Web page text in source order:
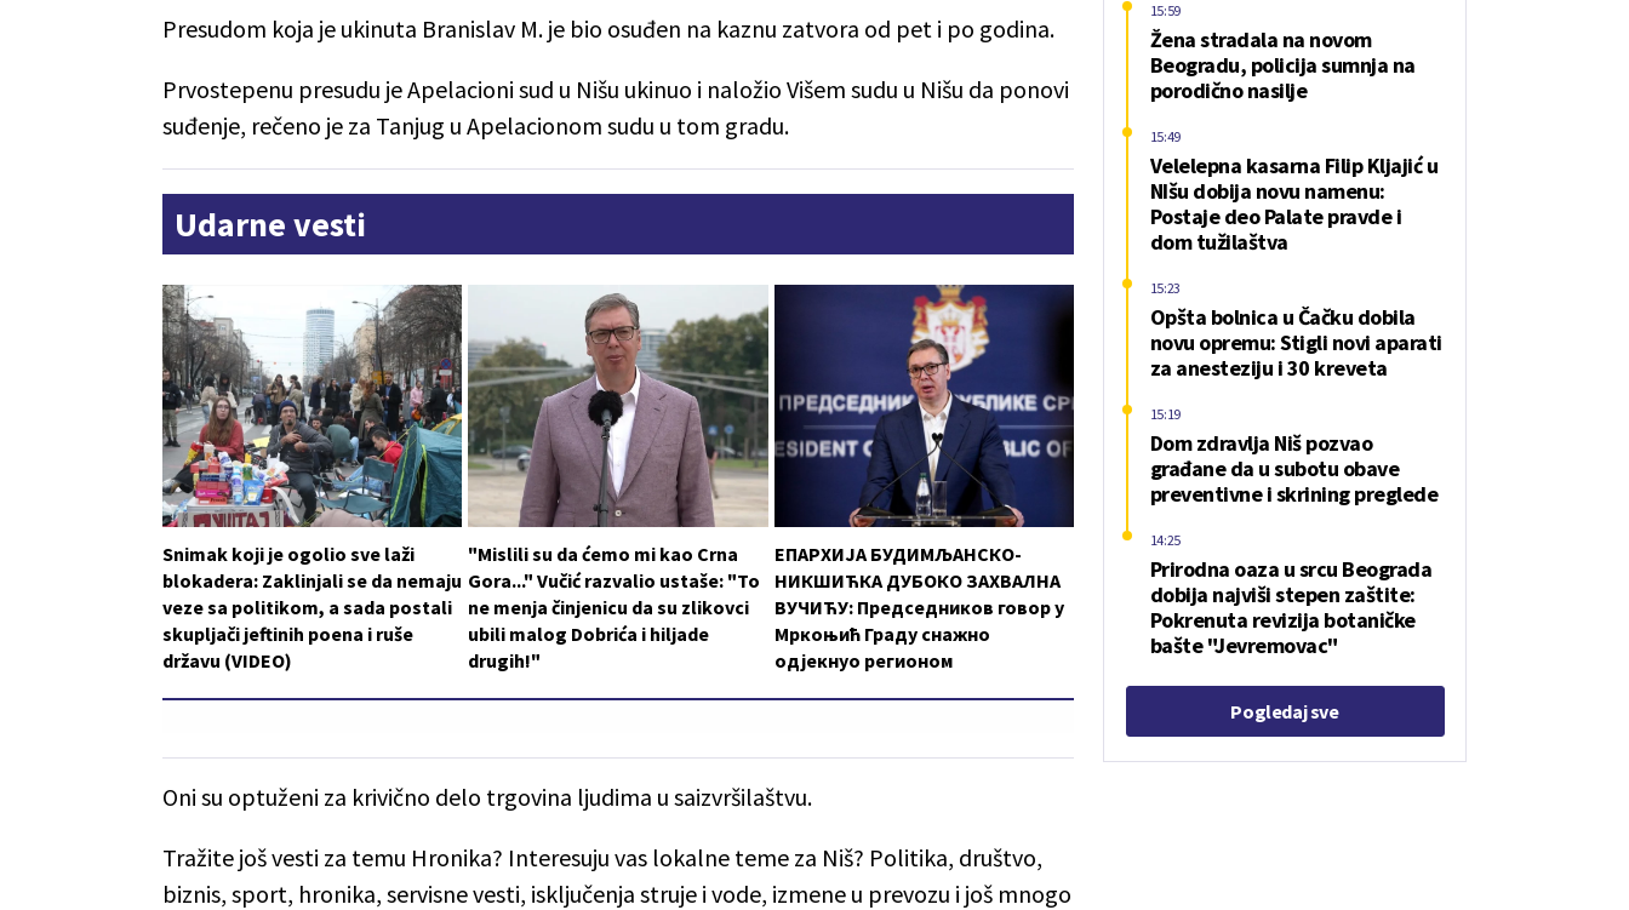
Presudom koja je ukinuta Branislav M. je bio osuđen na kaznu zatvora od pet i po godina.
Prvostepenu presudu je Apelacioni sud u Nišu ukinuo i naložio Višem sudu u Nišu da ponovi
suđenje, rečeno je za Tanjug u Apelacionom sudu u tom gradu.
Udarne vesti
Snimak koji je ogolio sve laži
blokadera: Zaklinjali se da nemaju
veze sa politikom, a sada postali
skupljači jeftinih poena i ruše
državu (VIDEO)
"Mislili su da ćemo mi kao Crna
Gora..." Vučić razvalio ustaše: "To
ne menja činjenicu da su zlikovci
ubili malog Dobrića i hiljade
drugih!"
ЕПАРХИЈА БУДИМЉАНСКО-
НИКШИЋКА ДУБОКО ЗАХВАЛНА
ВУЧИЋУ: Председников говор у
Мркоњић Граду снажно
одјекнуо регионом
Oni su optuženi za krivično delo trgovina ljudima u saizvršilaštvu.
Tražite još vesti za temu Hronika? Interesuju vas lokalne teme za Niš? Politika, društvo,
biznis, sport, hronika, servisne vesti, isključenja struje i vode, izmene u prevozu i još mnogo
Žena stradala na novom
Beogradu, policija sumnja na
porodično nasilje
15:59
Velelepna kasarna Filip Kljajić u
NIšu dobija novu namenu:
Postaje deo Palate pravde i
dom tužilaštva
15:49
Opšta bolnica u Čačku dobila
novu opremu: Stigli novi aparati
za anesteziju i 30 kreveta
15:23
Dom zdravlja Niš pozvao
građane da u subotu obave
preventivne i skrining preglede
15:19
Prirodna oaza u srcu Beograda
dobija najviši stepen zaštite:
Pokrenuta revizija botaničke
bašte "Jevremovac"
14:25
Pogledaj sve